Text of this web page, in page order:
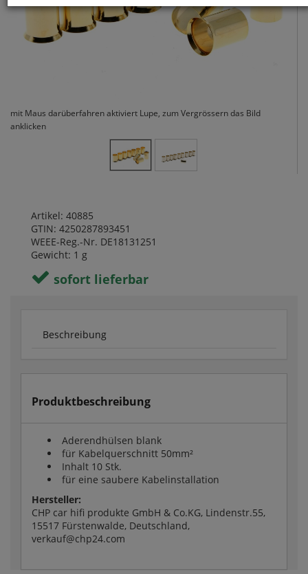
mit Maus darüberfahren aktiviert Lupe, zum Vergrössern das Bild
anklicken
Artikel: 40885
GTIN: 4250287893451
WEEE-Reg.-Nr. DE18131251
Gewicht: 1 g
sofort lieferbar
Beschreibung
Produktbeschreibung
Aderendhülsen blank
für Kabelquerschnitt 50mm²
Inhalt 10 Stk.
für eine saubere Kabelinstallation
Hersteller:
CHP car hifi produkte GmbH & Co.KG, Lindenstr.55,
15517 Fürstenwalde, Deutschland,
verkauf@chp24.com